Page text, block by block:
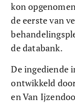
kon
de eerste van
de databank.
De ingediende
ontwikkeld
en Van